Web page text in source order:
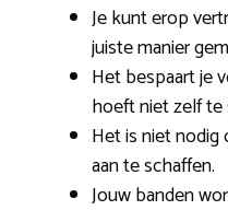
Je kunt erop
juiste manier
Het bespaart je
hoeft niet zelf te
Het is niet nodig
aan te schaffen.
Jouw banden